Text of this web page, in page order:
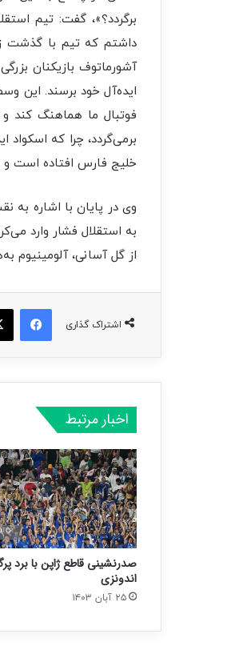
برگردد؟»، گفت: تیم
داشتم که تیم با گذشت
آشورماتوف بازیکنان
ایده‌آل خود برسند. این
فوتبال ما هماهنگ
برمی‌گردد، چرا که
خلیج فارس افتاده است و
وی در پایان با اشاره به
به استقلال فشار وارد
از گل آسانی، آلومینیوم
اشتراک گذاری
فیسبوک
اخبار مرتبط
صدرنشینی قاطع ژاپن با برد
اندونزی
۲۵ آبان ۱۴۰۳